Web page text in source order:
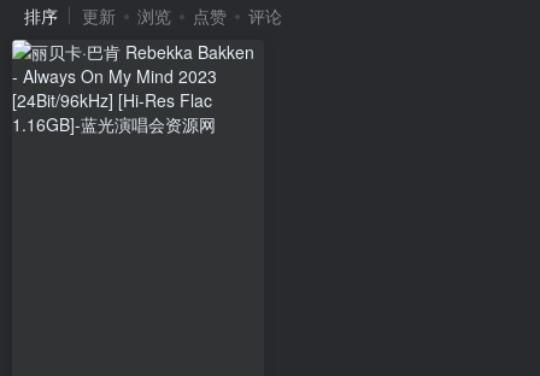
排序 更新 浏览 点赞 评论